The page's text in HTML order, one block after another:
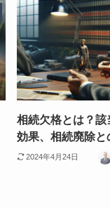
相続欠格とは？該
効果、相続廃除と
2024年4月24日